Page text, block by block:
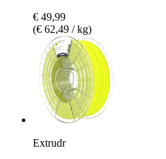
€ 49,99
(€ 62,49 / kg)
Extrudr